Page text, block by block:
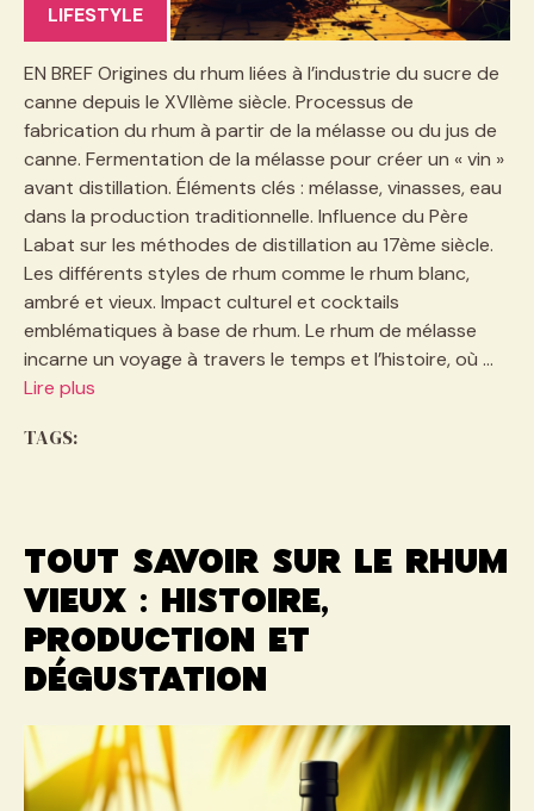
LIFESTYLE
EN BREF Origines du rhum liées à l’industrie du sucre de
canne depuis le XVIIème siècle. Processus de
fabrication du rhum à partir de la mélasse ou du jus de
canne. Fermentation de la mélasse pour créer un « vin »
avant distillation. Éléments clés : mélasse, vinasses, eau
dans la production traditionnelle. Influence du Père
Labat sur les méthodes de distillation au 17ème siècle.
Les différents styles de rhum comme le rhum blanc,
ambré et vieux. Impact culturel et cocktails
emblématiques à base de rhum. Le rhum de mélasse
incarne un voyage à travers le temps et l’histoire, où …
Lire plus
TAGS:
Tout savoir sur le rhum
vieux : histoire,
production et
dégustation